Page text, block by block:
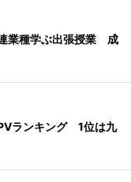
業種学ぶ出張授業 成
ランキング 1位は九